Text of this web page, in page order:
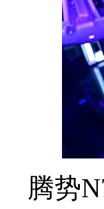
腾势